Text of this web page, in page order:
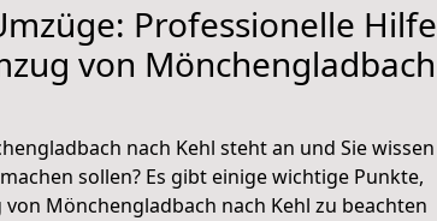
Professionelle Hilfe
von Mönchengladbach
nach Kehl steht an und Sie wissen
sollen? Es gibt einige wichtige Punkte,
Mönchengladbach nach Kehl zu beachten